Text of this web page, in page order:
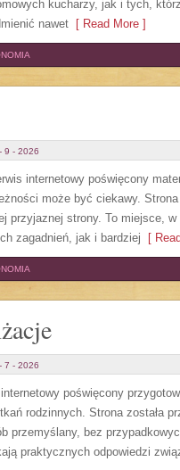
kucharzy, jak i tych,
nawet [ Read More ]
9 - 2026
internetowy poświęcony
może być ciekawy.
przyjaznej strony. To miejsce,
zagadnień, jak i bardziej [
7 - 2026
poświęcony
rodzinnych. Strona została
przemyślany, bez
praktycznych odpowiedzi